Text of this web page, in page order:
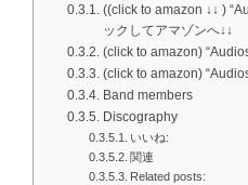
((click to amazon ↓↓ )
ックしてアマゾンへ↓↓
(click to amazon)
(click to amazon)
Band members
Discography
いいね:
関連
Related posts: